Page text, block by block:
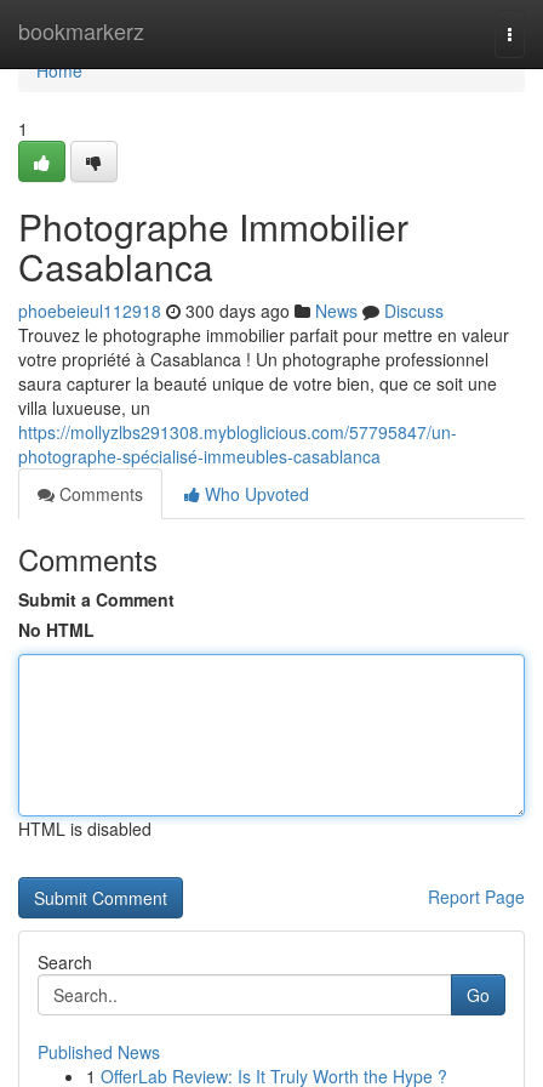
bookmarkerz
Home
Home
1
Photographe Immobilier
Casablanca
phoebeieul112918 300 days ago News
Discuss
Trouvez le photographe immobilier parfait pour mettre en valeur
votre propriété à Casablanca ! Un photographe professionnel
saura capturer la beauté unique de votre bien, que ce soit une
villa luxueuse, un
https://mollyzlbs291308.mybloglicious.com/57795847/un-
photographe-spécialisé-immeubles-casablanca
Comments
Who Upvoted
Comments
Submit a Comment
No HTML
HTML is disabled
Report Page
Search
Go
Published News
1 OfferLab Review: Is It Truly Worth the Hype ?